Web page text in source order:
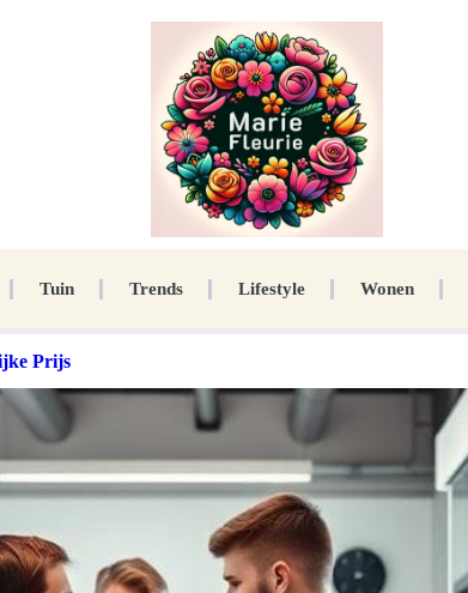
Tuin Trends Lifestyle Wonen
Prijs